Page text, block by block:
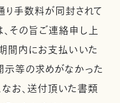
り手数料が同封されて
その旨ご連絡申し上
間内にお支払いいた
等の求めがなかった
なお、送付頂いた書類